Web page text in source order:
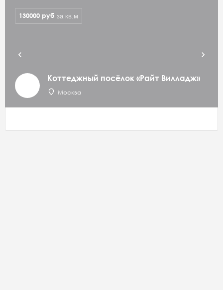
Коттеджный посёлок «Райт Вилладж»
Москва
130000 руб за кв.м